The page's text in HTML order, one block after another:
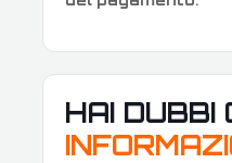
HAI DUBBI